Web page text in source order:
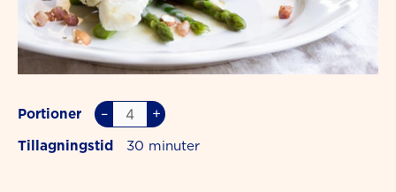
Portioner – +
Tillagningstid 30